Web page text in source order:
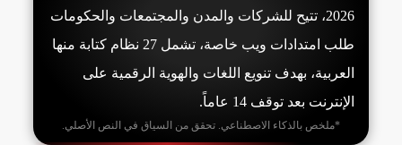
2026، تتيح للشركات والمدن والمجتمعات والحكومات
طلب امتدادات ويب خاصة، تشمل 27 نظام كتابة منها
العربية، بهدف تنويع اللغات والهوية الرقمية على
الإنترنت بعد توقف 14 عاماً.
*ملخص بالذكاء الاصطناعي. تحقق من السياق في النص الأصلي.